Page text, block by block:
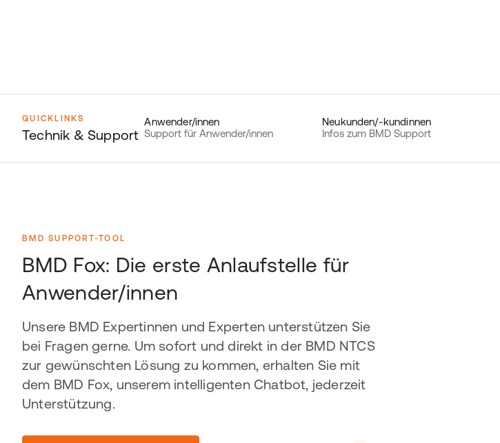
QUICKLINKS
Technik & Support
Anwender/innen
Support für Anwender/innen
Neukunden/-kundinnen
Infos zum BMD Support
BMD SUPPORT-TOOL
BMD Fox: Die erste Anlaufstelle für
Anwender/innen
Unsere BMD Expertinnen und Experten unterstützen Sie
bei Fragen gerne. Um sofort und direkt in der BMD NTCS
zur gewünschten Lösung zu kommen, erhalten Sie mit
dem BMD Fox, unserem intelligenten Chatbot, jederzeit
Unterstützung.